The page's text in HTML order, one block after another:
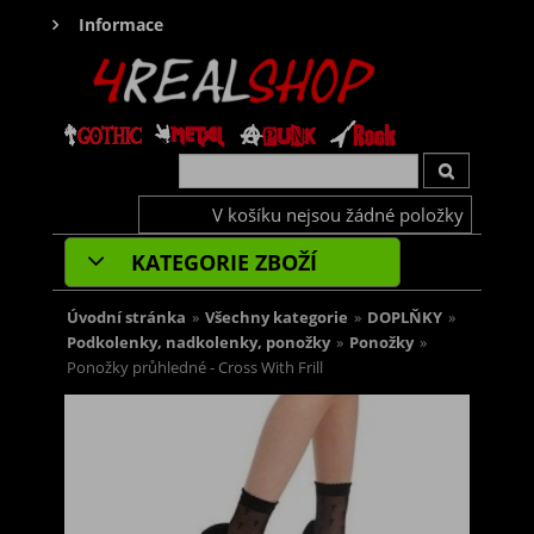
Informace
V košíku nejsou žádné položky
KATEGORIE ZBOŽÍ
Úvodní stránka » Všechny kategorie » DOPLŇKY »
Podkolenky, nadkolenky, ponožky » Ponožky »
Ponožky průhledné - Cross With Frill